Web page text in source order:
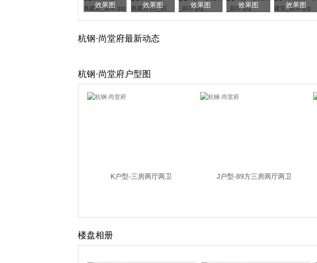
效果图 效果图 效果图 效果图 效果图
杭钢·尚堂府最新动态
杭钢·尚堂府户型图
K户型-三房两厅两卫 J户型-89方三房两厅两卫
楼盘相册